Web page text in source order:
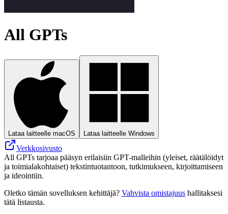
All GPTs
Lataa laitteelle macOS Lataa laitteelle Windows
Verkkosivusto
All GPTs tarjoaa pääsyn erilaisiin GPT-malleihin (yleiset, räätälöidyt
ja toimialakohtaiset) tekstintuotantoon, tutkimukseen, kirjoittamiseen
ja ideointiin.
Oletko tämän sovelluksen kehittäjä? Vahvista omistajuus hallitaksesi
tätä listausta.